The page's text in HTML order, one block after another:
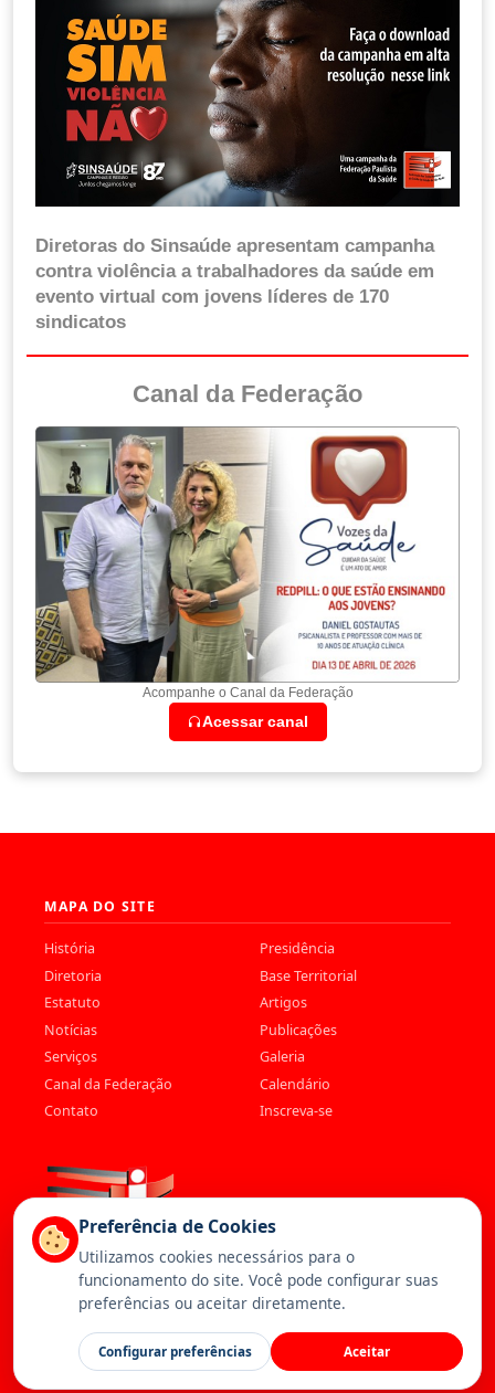
Diretoras do Sinsaúde apresentam campanha
contra violência a trabalhadores da saúde em
evento virtual com jovens líderes de 170
sindicatos
Canal da Federação
Acompanhe o Canal da Federação
Acessar canal
MAPA DO SITE
História
Presidência
Diretoria
Base Territorial
Estatuto
Artigos
Notícias
Publicações
Serviços
Galeria
Canal da Federação
Calendário
Contato
Inscreva-se
© 2026 Federação dos Trabalhadores da Saúde. Todos os direitos
reservados. —Política de Privacidade—Cookies
Preferência de Cookies
Utilizamos cookies necessários para o
funcionamento do site. Você pode configurar suas
preferências ou aceitar diretamente.
Configurar preferências Aceitar